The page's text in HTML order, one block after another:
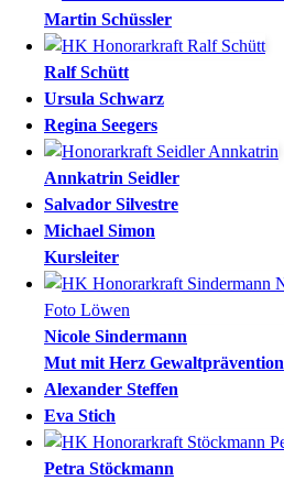
Martin Schüssler
RalfSchütt
Ursula Schwarz
Regina Seegers
Annkatrin Seidler
Salvador Silvestre
Michael Simon
Kursleiter
Nicole Sindermann
Mut mit Herz Gewaltprävention
Alexander Steffen
Eva Stich
Petra Stöckmann